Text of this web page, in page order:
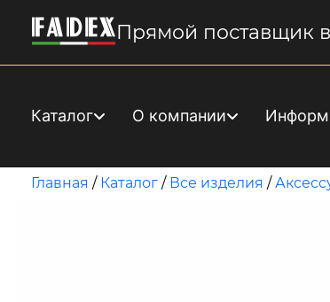
Прямой поставщик
Каталог О компании
Главная / Каталог / Все изделия /